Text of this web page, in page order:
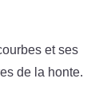
et ses
de la honte.